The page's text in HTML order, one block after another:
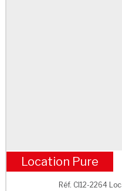
Location Pure
Réf. CI12-2264